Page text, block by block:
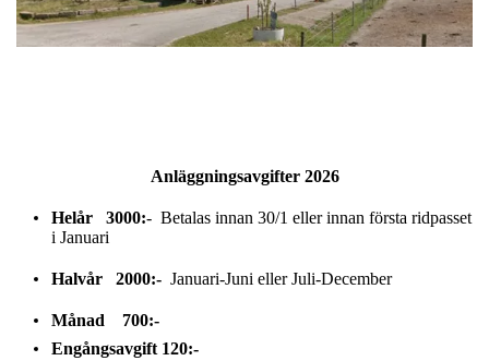
Anläggningsavgifter 2026
Helår 3000:- Betalas innan 30/1 eller innan första ridpasset
i Januari
Halvår 2000:- Januari-Juni eller Juli-December
Månad 700:-
Engångsavgift 120:-